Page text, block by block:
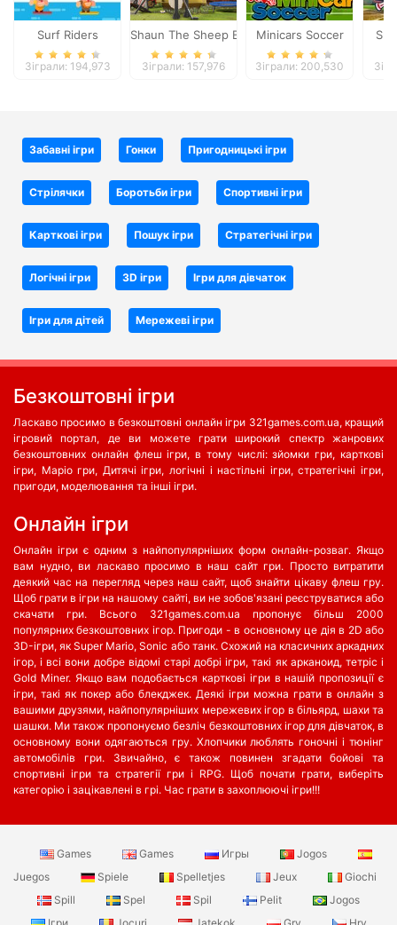
Surf Riders
Зіграли: 194,973
Shaun The Sheep Baahmy Golf
Зіграли: 157,976
Minicars Soccer
Зіграли: 200,530
Забавні ігри Гонки Пригодницькі ігри
Стрілячки Боротьби iгри Спортивні ігри
Карткові ігри Пошук ігри Стратегічні ігри
Логічні ігри 3D ігри Ігри для дівчаток
Ігри для дітей Мережеві ігри
Безкоштовні ігри
Ласкаво просимо в безкоштовні онлайн ігри 321games.com.ua, кращий
ігровий портал, де ви можете грати широкий спектр жанрових
безкоштовних онлайн флеш ігри, в тому числі: зйомки гри, карткові
ігри, Маріо гри, Дитячі ігри, логічні і настільні ігри, стратегічні ігри,
пригоди, моделювання та інші ігри.
Oнлайн ігри
Онлайн ігри є одним з найпопулярніших форм онлайн-розваг. Якщо
вам нудно, ви ласкаво просимо в наш сайт гри. Просто витратити
деякий час на перегляд через наш сайт, щоб знайти цікаву флеш гру.
Щоб грати в ігри на нашому сайті, ви не зобов'язані реєструватися або
скачати гри. Всього 321games.com.ua пропонує більш 2000
популярних безкоштовних ігор. Пригоди - в основному це дія в 2D або
3D-ігри, як Super Mario, Sonic або танк. Схожий на класичних аркадних
ігор, і всі вони добре відомі старі добрі ігри, такі як арканоид, тетріс і
Gold Miner. Якщо вам подобається карткові ігри в нашій пропозиції є
ігри, такі як покер або блекджек. Деякі ігри можна грати в онлайн з
вашими друзями, найпопулярніших мережевих ігор в більярд, шахи та
шашки. Ми також пропонуємо безліч безкоштовних ігор для дівчаток, в
основному вони одягаються гру. Хлопчики люблять гоночні і тюнінг
автомобілів гри. Звичайно, є також повинен згадати бойові та
спортивні ігри та стратегії гри і RPG. Щоб почати грати, виберіть
категорію і зацікавлені в грі. Час грати в захоплюючі ігри!!!
Games Games Игры
Jogos
Juegos
Spiele Spelletjes Jeux
Giochi
Spill
Spel Spil Pelit
Jogos